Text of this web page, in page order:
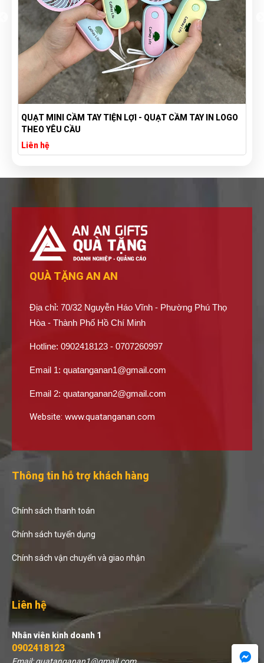
QUẠT MINI CẦM TAY TIỆN LỢI - QUẠT CẦM TAY IN LOGO
THEO YÊU CẦU
Liên hệ
QUÀ TẶNG AN AN
Địa chỉ: 70/32 Nguyễn Háo Vĩnh - Phường Phú Thọ
Hòa - Thành Phố Hồ Chí Minh
Hotline: 0902418123 - 0707260997
Email 1: quatanganan1@gmail.com
Email 2: quatanganan2@gmail.com
Website: www.quatanganan.com
Thông tin hỗ trợ khách hàng
Chính sách thanh toán
Chính sách tuyển dụng
Chính sách vận chuyển và giao nhận
Liên hệ
Nhân viên kinh doanh 1
0902418123